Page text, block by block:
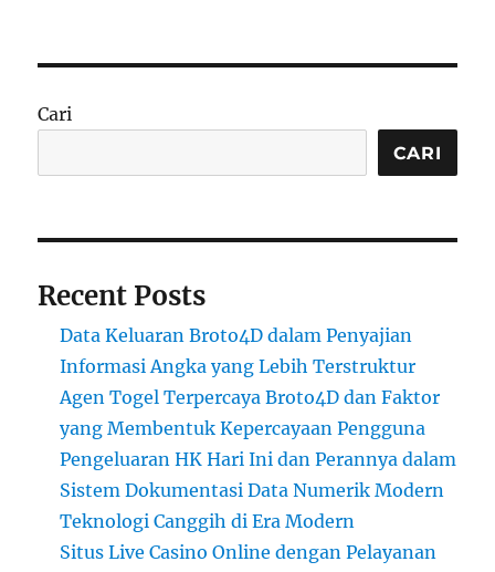
Cari
CARI
Recent Posts
Data Keluaran Broto4D dalam Penyajian
Informasi Angka yang Lebih Terstruktur
Agen Togel Terpercaya Broto4D dan Faktor
yang Membentuk Kepercayaan Pengguna
Pengeluaran HK Hari Ini dan Perannya dalam
Sistem Dokumentasi Data Numerik Modern
Teknologi Canggih di Era Modern
Situs Live Casino Online dengan Pelayanan